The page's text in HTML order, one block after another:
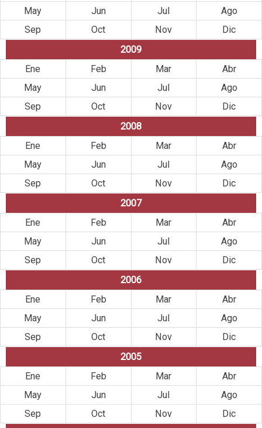
May
Jun Jul
Ago
Sep
Oct Nov
Dic
2009
Ene
Feb Mar
Abr
May
Jun Jul
Ago
Sep
Oct Nov
Dic
2008
Ene
Feb Mar
Abr
May
Jun Jul
Ago
Sep
Oct Nov
Dic
2007
Ene
Feb Mar
Abr
May
Jun Jul
Ago
Sep
Oct Nov
Dic
2006
Ene
Feb Mar
Abr
May
Jun Jul
Ago
Sep
Oct Nov
Dic
2005
Ene
Feb Mar
Abr
May
Jun Jul
Ago
Sep
Oct Nov Dic